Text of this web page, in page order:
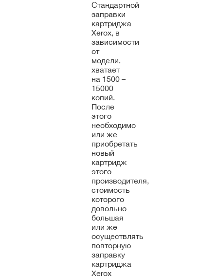
Стандартной
заправки
картриджа
Xerox, в
зависимости
от
модели,
хватает
на 1500 –
15000
копий.
После
этого
необходимо
или же
приобретать
новый
картридж
этого
производителя,
стоимость
которого
довольно
большая
или же
осуществлять
повторную
заправку
картриджа
Xerox